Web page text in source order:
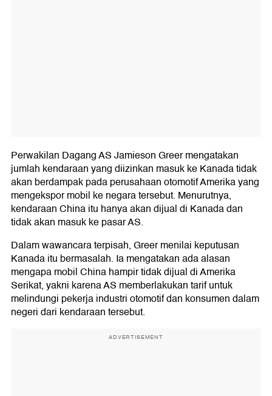
Perwakilan Dagang AS Jamieson Greer mengatakan
jumlah kendaraan yang diizinkan masuk ke Kanada tidak
akan berdampak pada perusahaan otomotif Amerika yang
mengekspor mobil ke negara tersebut. Menurutnya,
kendaraan China itu hanya akan dijual di Kanada dan
tidak akan masuk ke pasar AS.
Dalam wawancara terpisah, Greer menilai keputusan
Kanada itu bermasalah. Ia mengatakan ada alasan
mengapa mobil China hampir tidak dijual di Amerika
Serikat, yakni karena AS memberlakukan tarif untuk
melindungi pekerja industri otomotif dan konsumen dalam
negeri dari kendaraan tersebut.
ADVERTISEMENT